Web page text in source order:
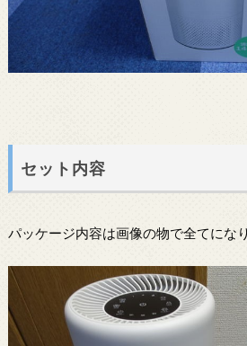
セット内容
パッケージ内容は画像の物で全てになり